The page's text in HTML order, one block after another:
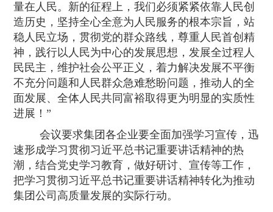
量在人民。新的征程上，我们必须紧紧依靠人民创
造历史，坚持全心全意为人民服务的根本宗旨，站
稳人民立场，贯彻党的群众路线，尊重人民首创精
神，践行以人民为中心的发展思想，发展全过程人
民民主，维护社会公平正义，着力解决发展不平衡
不充分问题和人民群众急难愁盼问题，推动人的全
面发展、全体人民共同富裕取得更为明显的实质性
进展！”
会议要求集团各企业要全面加强学习宣传，迅
速形成学习贯彻习近平总书记重要讲话精神的热
潮，结合党史学习教育，做好研讨、宣传等工作，
把学习贯彻习近平总书记重要讲话精神转化为推动
集团公司高质量发展的实际行动。